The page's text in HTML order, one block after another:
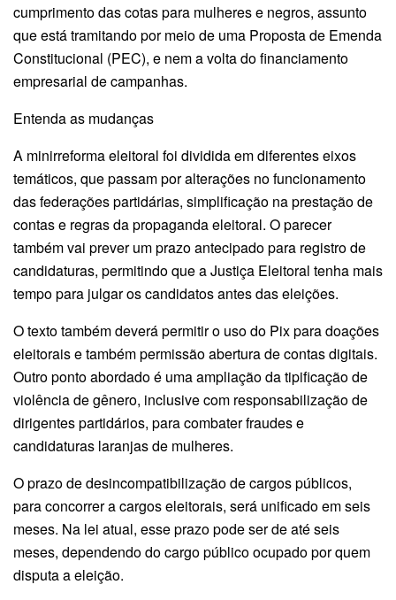
cumprimento das cotas para mulheres e negros, assunto
que está tramitando por meio de uma Proposta de Emenda
Constitucional (PEC), e nem a volta do financiamento
empresarial de campanhas.
Entenda as mudanças
A minirreforma eleitoral foi dividida em diferentes eixos
temáticos, que passam por alterações no funcionamento
das federações partidárias, simplificação na prestação de
contas e regras da propaganda eleitoral. O parecer
também vai prever um prazo antecipado para registro de
candidaturas, permitindo que a Justiça Eleitoral tenha mais
tempo para julgar os candidatos antes das eleições.
O texto também deverá permitir o uso do Pix para doações
eleitorais e também permissão abertura de contas digitais.
Outro ponto abordado é uma ampliação da tipificação de
violência de gênero, inclusive com responsabilização de
dirigentes partidários, para combater fraudes e
candidaturas laranjas de mulheres.
O prazo de desincompatibilização de cargos públicos,
para concorrer a cargos eleitorais, será unificado em seis
meses. Na lei atual, esse prazo pode ser de até seis
meses, dependendo do cargo público ocupado por quem
disputa a eleição.